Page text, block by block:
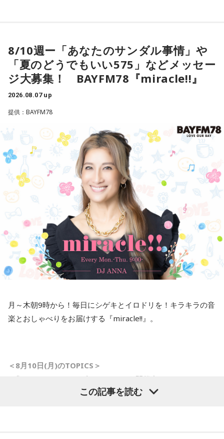
いたとのことです。
寺内：当時の「富くじ」についても聞いていいですか？ 神
社がくじを売って景品をあげていたんですか？
三輪田：いろんな方の安寧を願って、くじを引いてもらっ
て、それに通ずる授与品、縁起物を皆様に喜んでいただく、
といった形で行っていたと聞いております。
寺内：それが宝くじのルーツになったんだ。さらに、強運御
守まであったらそれは人気になるわ。
小林：ここで強運御守を買って、その年の色の何かを身につ
けて、銀座のよく出る場所みたいなとこ行ってね。
小林：他に芝大神宮さんの見どころはありますか？
木」というんです。千木筥は当宮ならではのものなのです
が、千木の端材を使っているんです。
ネットに飛び交う、さまざまなトレンドワードの中から、
ミラクル独自のアングルで、気になる“コトバ”をキャッチアッ
プ！
■10時20分頃からは「ヤマサ・デイリーティップス」。
■11時になったら曜日がわりのコーナー「ミラクルチョイ
ス」
毎週月曜日は「みんな ほめデミー賞」をお届けします。
あなたが褒めたい人、褒めて欲しいことを大募集！
＜8月11日(火)のTOPICS＞
ミラクルリゾート2026開催中！
リサーチテーマは 「大声で叫びたいことは？」
うれしい、かなしい、怒ってるーーー！
夏の言いたい放題を大募集！
平井大が語る美味しい話も。
＜8月12日(水)のTOPICS＞
■今回のTOPICS
●リサーチテーマ ・・・「 真夏の夜のほにゃらら 」
夏は夜！なにして「さらなり」ですか？あなたのサマーナイ
8/10週ー「あなたのサンダル事情」や
「夏のどうでもいい575」などメッセー
ジ大募集！ BAYFM78『miracle!!』
2026.08.07 up
提供：BAYFM78
月～木朝9時から！毎日にシゲキとイロドリを！キラキラの音
楽とおしゃべりをお届けする『miracle!!』。
＜8月10日(月)のTOPICS＞
■「ミラクルサマーリゾート2026」を開催中！
8月10日（月）のテーマは「夏はサンダルっしょ！」 あなた
この記事を読む